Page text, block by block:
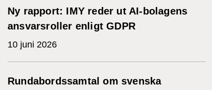
Ny rapport: IMY reder ut AI-bolagens
ansvarsroller enligt GDPR
10 juni 2026
Rundabordssamtal om svenska